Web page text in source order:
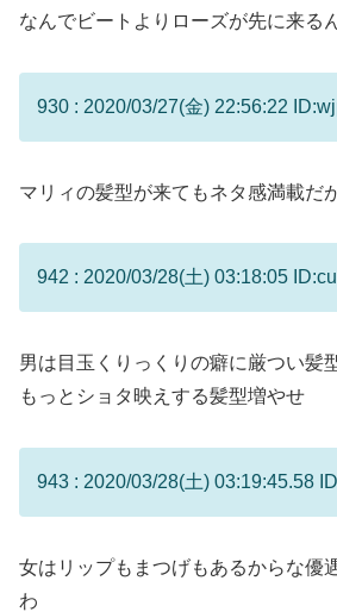
なんでビートよりローズが先に来る
930 : 2020/03/27(金) 22:56:22
マリィの髪型が来てもネタ感満載だ
942 : 2020/03/28(土) 03:18:05
男は目玉くりっくりの癖に厳つい髪
もっとショタ映えする髪型増やせ
943 : 2020/03/28(土) 03:19:45.58
女はリップもまつげもあるからな優
わ